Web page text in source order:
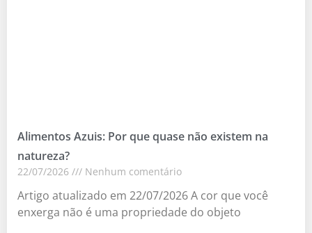
Alimentos Azuis: Por que quase não existem na
natureza?
22/07/2026 Nenhum comentário
Artigo atualizado em 22/07/2026 A cor que você
enxerga não é uma propriedade do objeto